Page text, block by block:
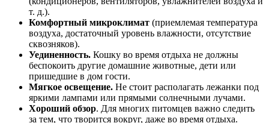
т. д.).
Комфортный микроклимат (приемлемая температура
воздуха, достаточный уровень влажности, отсутствие
сквозняков).
Уединенность. Кошку во время отдыха не должны
беспокоить другие домашние животные, дети или
пришедшие в дом гости.
Мягкое освещение. Не стоит располагать лежанки под
яркими лампами или прямыми солнечными лучами.
Хороший обзор. Для многих питомцев важно следить
за тем, что творится вокруг, даже во время отдыха.